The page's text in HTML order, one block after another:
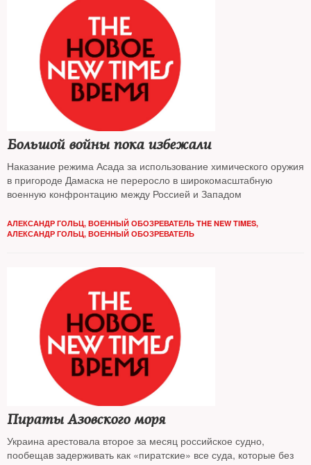
Большой войны пока избежали
Наказание режима Асада за использование химического оружия
в пригороде Дамаска не переросло в широкомасштабную
военную конфронтацию между Россией и Западом
АЛЕКСАНДР ГОЛЬЦ, ВОЕННЫЙ ОБОЗРЕВАТЕЛЬ THE NEW TIMES,
АЛЕКСАНДР ГОЛЬЦ, ВОЕННЫЙ ОБОЗРЕВАТЕЛЬ
Пираты Азовского моря
Украина арестовала второе за месяц российское судно,
пообещав задерживать как «пиратские» все суда, которые без